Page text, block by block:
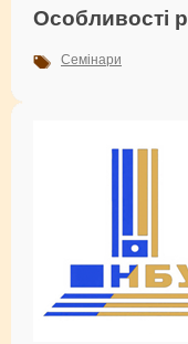
Особливості
Семінари